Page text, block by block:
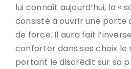
lui connaît aujourd’hui, la «
consisté à ouvrir une porte
de force. Il aura fait
conforter dans ses choix le
portant le discrédit sur sa